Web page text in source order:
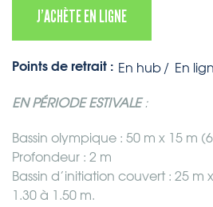
J’ACHÈTE EN LIGNE
Points de retrait : En hub En
EN PÉRIODE ESTIVALE:
Bassin olympique : 50 m x 15 m
Profondeur : 2 m
Bassin d’initiation couvert : 25 m
1.30 à 1.50 m.